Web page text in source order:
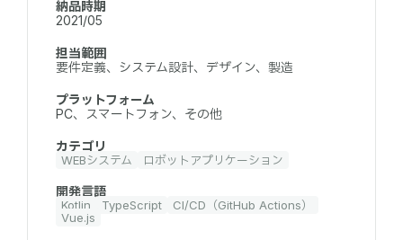
納品時期
2021/05
担当範囲
要件定義、システム設計、デザイン、製造
プラットフォーム
PC、スマートフォン、その他
カテゴリ
WEBシステム ロボットアプリケーション
開発言語
Kotlin TypeScript
CI/CD（GitHub Actions）
Vue.js